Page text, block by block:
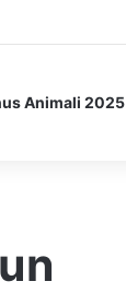
Animali 2025